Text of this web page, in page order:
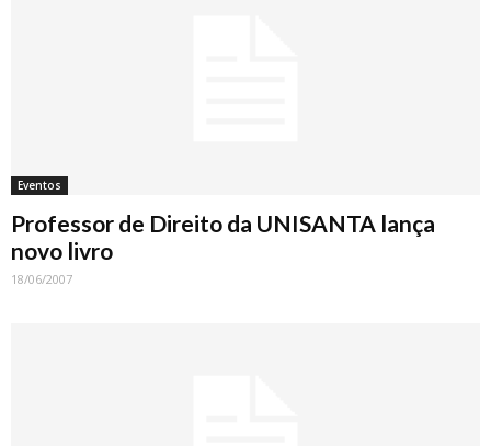
Eventos
Professor de Direito da UNISANTA lança
novo livro
18/06/2007